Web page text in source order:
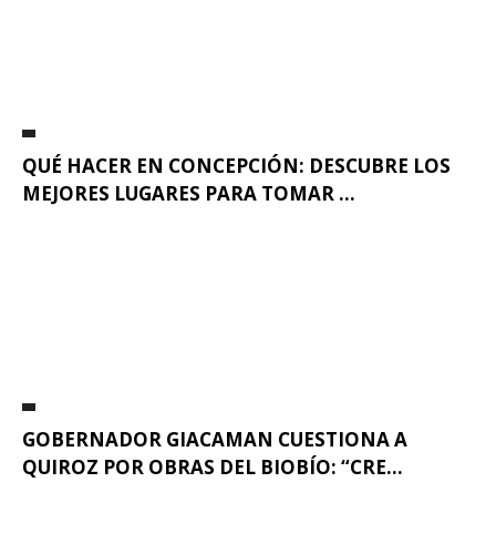
QUÉ HACER EN CONCEPCIÓN: DESCUBRE LOS
MEJORES LUGARES PARA TOMAR ...
GOBERNADOR GIACAMAN CUESTIONA A
QUIROZ POR OBRAS DEL BIOBÍO: “CRE...